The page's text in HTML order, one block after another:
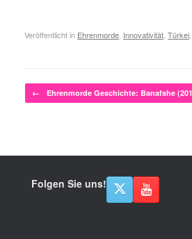
Veröffentlicht in Ehrenmorde Innovativität Türkei
Beitragsnavigation
← Ehrenmorde Geschichte: Banafshe
Folgen Sie uns!